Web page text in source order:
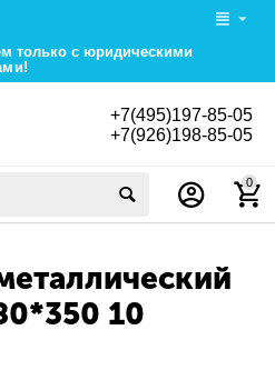
только с юридическими
+7(495)197-85-05
+7(926)198-85-05
0
10